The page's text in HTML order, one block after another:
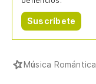
Suscríbete
Música Romántica